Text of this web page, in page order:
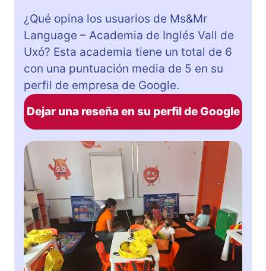
¿Qué opina los usuarios de Ms&Mr
Language – Academia de Inglés Vall de
Uxó? Esta academia tiene un total de 6
con una puntuación media de 5 en su
perfil de empresa de Google.
Dejar una reseña en su perfil de Google